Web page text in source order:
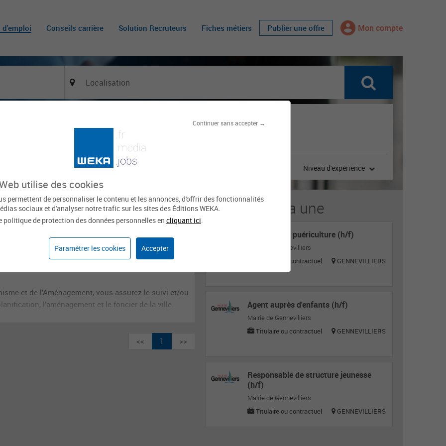
Continuer sans accepter →
utilise des cookies
permettent de personnaliser le contenu et les annonces, d'offrir des fonctionnalités
sociaux et d'analyser notre trafic sur les sites des Éditions WEKA.
politique de protection des données personnelles en cliquant ici
Paramétrer les cookies Accepter
d'emploi Conseils carrière Solution Recruteurs Fiches métiers Publier une offre Mon compte
et aménagement Tout effacer
Filière Niveau d'expérience
trouvée
f)
et de l’Aménagement, vous assurez le suivi et/ou
l’aménagement et le foncier de la ville.
<< 1 >>
Les offres à la une
Auxiliaire de puériculture (h/f)
Mairie de Gennevilliers
Titulaire ou contractuel
GENNEVILLIERS
Agent auprès d'enfants (h/f)
Mairie de Gennevilliers
Titulaire ou contractuel
GENNEVILLIERS
Responsable de structure jeunesse
(h/f)
Mairie de Gennevilliers
Titulaire ou contractuel
GENNEVILLIERS